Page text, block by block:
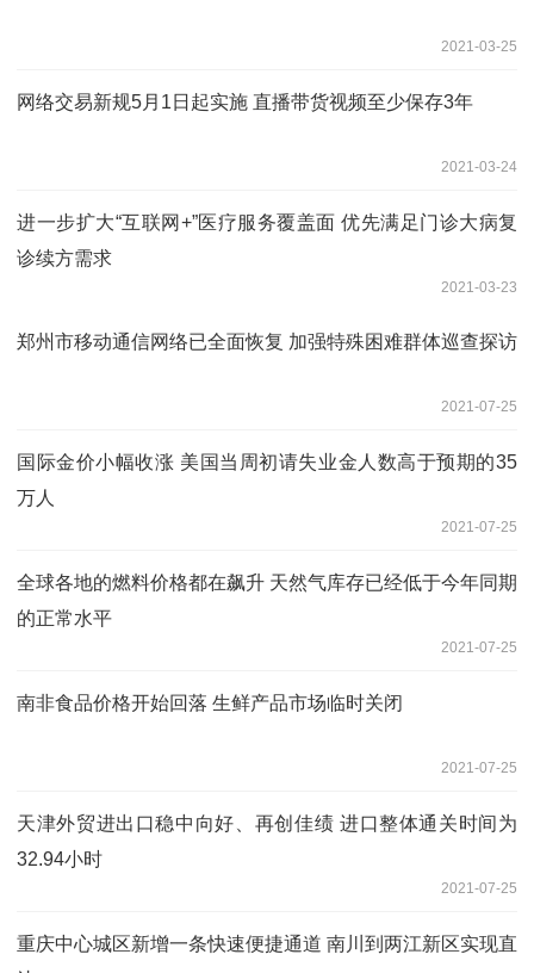
2021-03-25
网络交易新规5月1日起实施 直播带货视频至少保存3年
2021-03-24
进一步扩大“互联网+”医疗服务覆盖面 优先满足门诊大病复
诊续方需求
2021-03-23
郑州市移动通信网络已全面恢复 加强特殊困难群体巡查探访
2021-07-25
国际金价小幅收涨 美国当周初请失业金人数高于预期的35
万人
2021-07-25
全球各地的燃料价格都在飙升 天然气库存已经低于今年同期
的正常水平
2021-07-25
南非食品价格开始回落 生鲜产品市场临时关闭
2021-07-25
天津外贸进出口稳中向好、再创佳绩 进口整体通关时间为
32.94小时
2021-07-25
重庆中心城区新增一条快速便捷通道 南川到两江新区实现直